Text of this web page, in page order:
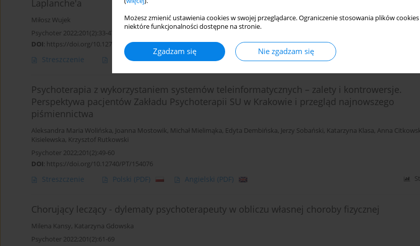
Możesz zmienić ustawienia cookies w swojej przeglądarce. Ograniczenie stosowania plików
niektóre funkcjonalności dostępne na stronie.
Zgadzam się Nie zgadzam się
Laplanche'a
Miłosz Wujek
Psychoter 2022;201(2):33-47
DOI: https://doi.org/10.12740/PT/150347
Streszczenie Polski(PDF) Angielski(PDF)
Psychoterapia z wykorzystaniem systemów teleinformatycznych – zalety i kontrowersje.
Perspektywa pacjentów Zakładu Psychoterapii SU w Krakowie i przegląd najnowszego
piśmiennictwa
Aleksandra Maria Wolińska, Joanna Mostowik, Michał Mielimąka, Edyta Dembińska, Jerzy Sobański, Katarzyna Klasa, Anna
Kisielewska, Krzysztof Rutkowski
Psychoter 2022;201(2):49-60
DOI: https://doi.org/10.12740/PT/154076
Streszczenie Polski (PDF) Angielski (PDF)
Chorujący leczący - dylematy psychoterapeuty w obliczu własnej choroby fizycznej
Milena Kansy, Katarzyna Gdowska
Psychoter 2022;201(2):61-69